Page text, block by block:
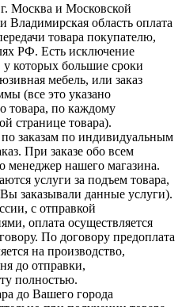
Москва и Московской
Владимирская область оплата
товара покупателю,
РФ. Есть исключение
которых большие сроки
мебель, или заказ
(все это указано
товара, по каждому
странице товара).
заказам по индивидуальным
При заказе обо всем
менеджер нашего магазина.
услуги за подъем товара,
Вы заказывали данные услуги).
с отправкой
оплата осуществляется
По договору предоплата
на производство,
до отправки,
полностью.
до Вашего города